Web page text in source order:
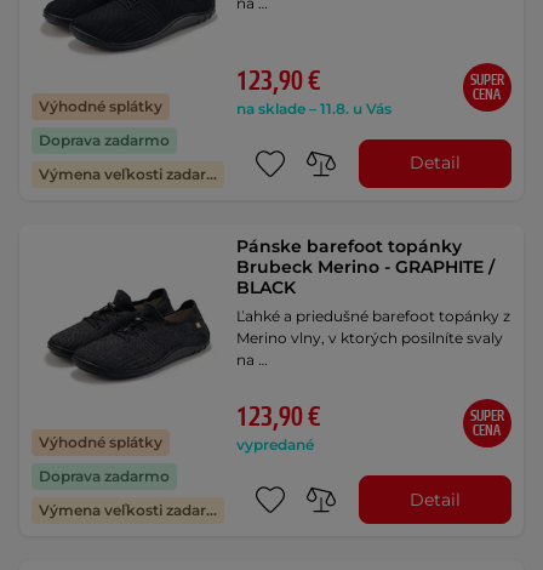
Výhodné splátky
Doprava zadarmo
Výmena veľkosti zadarmo
123,90 €
na sklade – 11.8. u Vás
SUPER
CENA
Detail
Výhodné splátky
Doprava zadarmo
Výmena veľkosti zadarmo
Pánske barefoot topánky
Brubeck Merino - GRAPHITE /
BLACK
Ľahké a priedušné barefoot topánky z
Merino vlny, v ktorých posilníte svaly
na …
123,90 €
vypredané
SUPER
CENA
Detail